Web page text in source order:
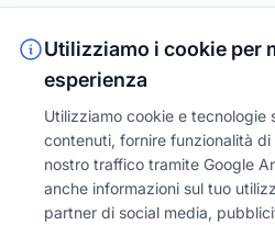
Utilizziamo i cookie per
esperienza
Utilizziamo cookie e tecnologie
contenuti, fornire funzionalità
nostro traffico tramite Google
anche informazioni sul tuo
partner di social media,